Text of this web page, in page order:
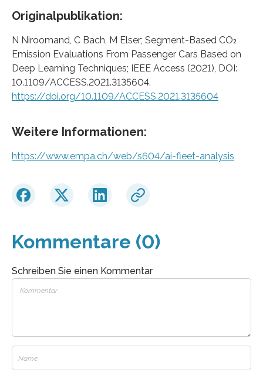
Originalpublikation:
N Niroomand, C Bach, M Elser; Segment-Based CO₂
Emission Evaluations From Passenger Cars Based on
Deep Learning Techniques; IEEE Access (2021), DOI:
10.1109/ACCESS.2021.3135604.
https://doi.org/10.1109/ACCESS.2021.3135604
Weitere Informationen:
https://www.empa.ch/web/s604/ai-fleet-analysis
Kommentare (0)
Schreiben Sie einen Kommentar